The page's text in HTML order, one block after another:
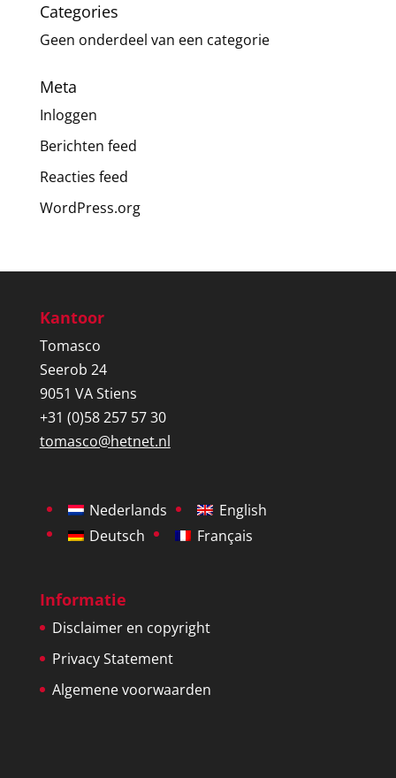
Categories
Geen onderdeel van een categorie
Meta
Inloggen
Berichten feed
Reacties feed
WordPress.org
Kantoor
Tomasco
Seerob 24
9051 VA Stiens
+31 (0)58 257 57 30
tomasco@hetnet.nl
Nederlands
English
Deutsch
Français
Informatie
Disclaimer en copyright
Privacy Statement
Algemene voorwaarden